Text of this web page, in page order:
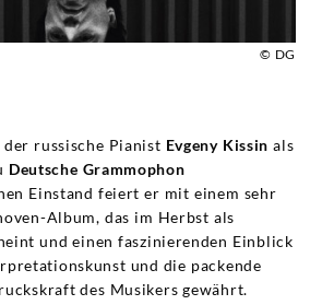
© DG
russische Pianist Evgeny Kissin als
Deutsche Grammophon
Einstand feiert er mit einem sehr
Album, das im Herbst als
und einen faszinierenden Einblick
und die packende
des Musikers gewährt.